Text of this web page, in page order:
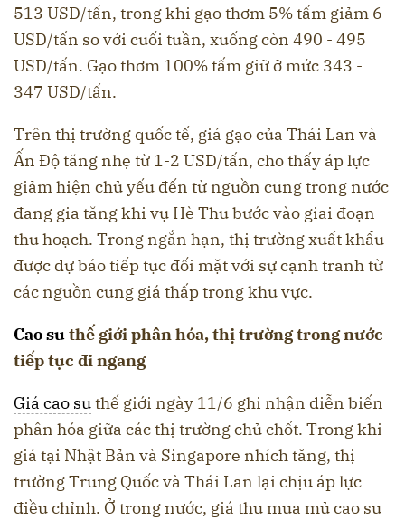
513 USD/tấn, trong khi gạo thơm 5% tấm giảm 6
USD/tấn so với cuối tuần, xuống còn 490 - 495
USD/tấn. Gạo thơm 100% tấm giữ ở mức 343 -
347 USD/tấn.
Trên thị trường quốc tế, giá gạo của Thái Lan và
Ấn Độ tăng nhẹ từ 1-2 USD/tấn, cho thấy áp lực
giảm hiện chủ yếu đến từ nguồn cung trong nước
đang gia tăng khi vụ Hè Thu bước vào giai đoạn
thu hoạch. Trong ngắn hạn, thị trường xuất khẩu
được dự báo tiếp tục đối mặt với sự cạnh tranh từ
các nguồn cung giá thấp trong khu vực.
Cao suthế giới phân hóa, thị trường trong nước
tiếp tục đi ngang
Giá cao suthế giới ngày 11/6 ghi nhận diễn biến
phân hóa giữa các thị trường chủ chốt. Trong khi
giá tại Nhật Bản và Singapore nhích tăng, thị
trường Trung Quốc và Thái Lan lại chịu áp lực
điều chỉnh. Ở trong nước, giá thu mua mủ cao su